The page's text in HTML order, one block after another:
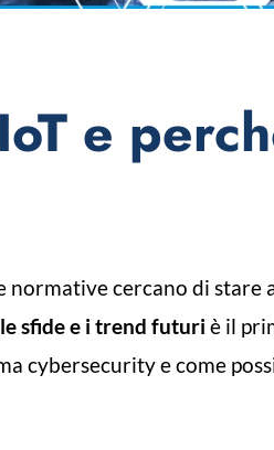
e
normative cercano di stare
sfide e i trend futuri è il
cybersecurity e come